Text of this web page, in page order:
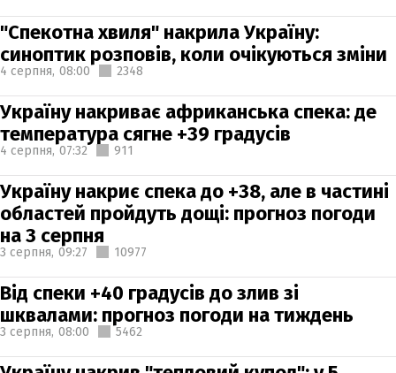
"Спекотна хвиля" накрила Україну:
синоптик розповів, коли очікуються зміни
4 серпня, 08:00 2348
Україну накриває африканська спека: де
температура сягне +39 градусів
4 серпня, 07:32 911
Україну накриє спека до +38, але в частині
областей пройдуть дощі: прогноз погоди
на 3 серпня
3 серпня, 09:27 10977
Від спеки +40 градусів до злив зі
шквалами: прогноз погоди на тиждень
3 серпня, 08:00 5462